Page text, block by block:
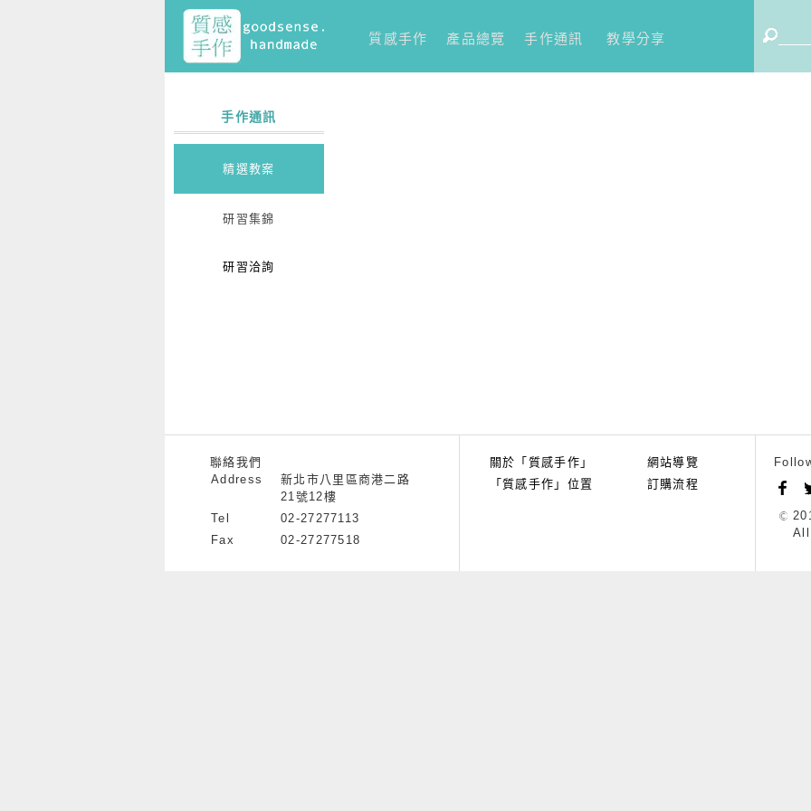
質感手作 產品總覽 手作通訊 教學分享
手作通訊
精選教案
研習集錦
研習洽詢
聯絡我們
Address
新北市八里區商港二路
21號12樓
Tel
02-27277113
Fax
02-27277518
關於「質感手作」
網站導覽
「質感手作」位置
訂購流程